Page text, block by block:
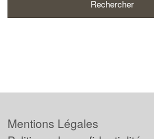
Mentions Légales